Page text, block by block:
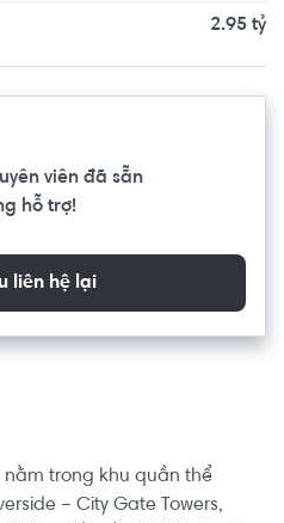
2.95 tỷ
viên đã sẵn
hỗ trợ!
liên hệ lại
nằm trong khu quần thể
– City Gate Towers,